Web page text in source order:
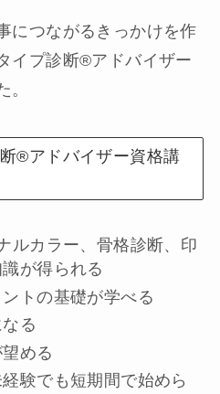
につながるきっかけを作
イプ診断®︎アドバイザー
。
®︎アドバイザー資格講
ルカラー、骨格診断、印
が得られる
トの基礎が学べる
る
める
験でも短期間で始めら